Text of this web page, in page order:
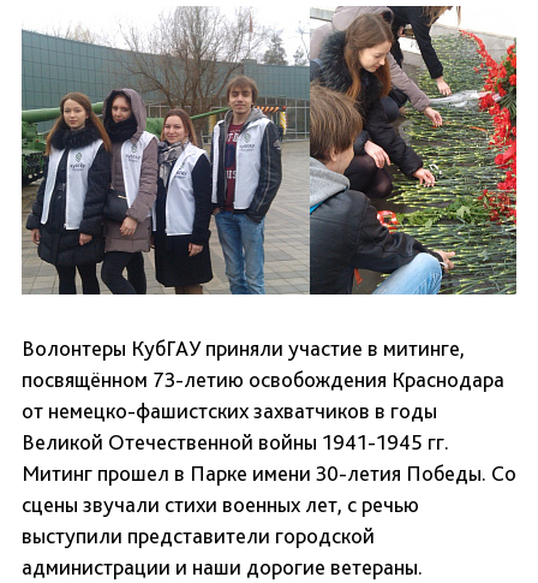
Волонтеры КубГАУ приняли участие в митинге,
посвящённом 73-летию освобождения Краснодара
от немецко-фашистских захватчиков в годы
Великой Отечественной войны 1941-1945 гг.
Митинг прошел в Парке имени 30-летия Победы. Со
сцены звучали стихи военных лет, с речью
выступили представители городской
администрации и наши дорогие ветераны.